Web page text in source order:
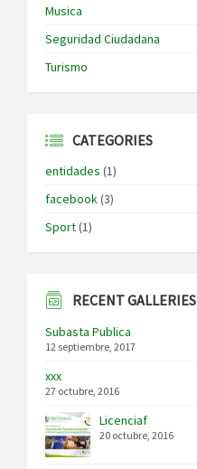
Musica
Seguridad Ciudadana
Turismo
CATEGORIES
entidades (1)
facebook(3)
Sport(1)
RECENT GALLERIES
Subasta Publica
12 septiembre, 2017
xxx
27 octubre, 2016
Licenciaf
20 octubre, 2016